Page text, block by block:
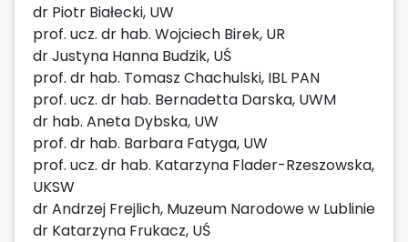
dr Piotr Białecki, UW
prof. ucz. dr hab. Wojciech Birek, UR
dr Justyna Hanna Budzik, UŚ
prof. dr hab. Tomasz Chachulski, IBL PAN
prof. ucz. dr hab. Bernadetta Darska, UWM
dr hab. Aneta Dybska, UW
prof. dr hab. Barbara Fatyga, UW
prof. ucz. dr hab. Katarzyna Flader-Rzeszowska,
UKSW
dr Andrzej Frejlich, Muzeum Narodowe w Lublinie
dr Katarzyna Frukacz, UŚ